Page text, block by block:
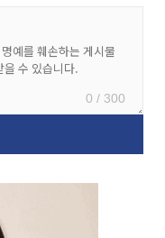
0 / 300